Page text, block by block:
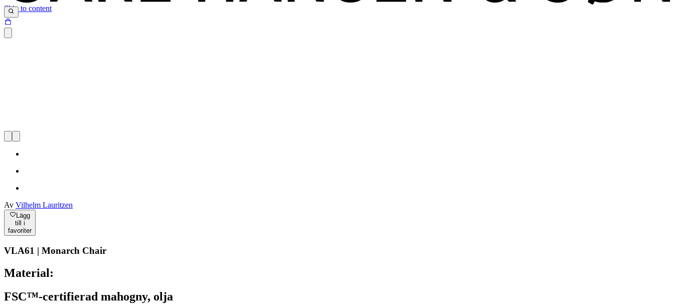
Skip to content
Av Vilhelm Lauritzen
Lägg
till i
favoriter
VLA61 | Monarch Chair
Material:
FSC™-certifierad mahogny, olja